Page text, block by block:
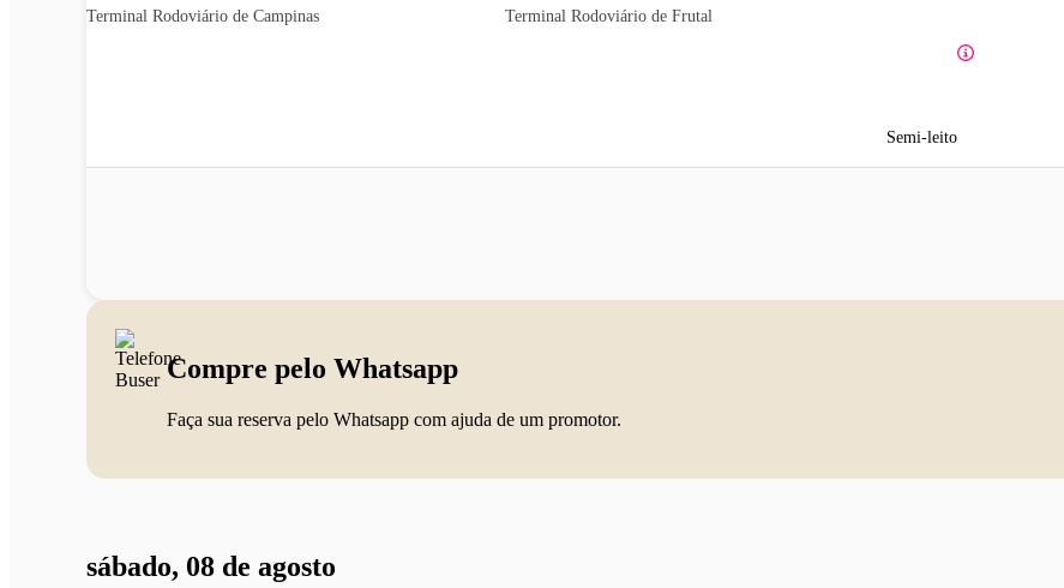
Terminal Rodoviário de Campinas Terminal Rodoviário de Frutal
Semi-leito
Compre pelo Whatsapp
Faça sua reserva pelo Whatsapp com ajuda de um promotor.
sábado, 08 de agosto